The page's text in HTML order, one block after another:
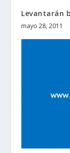
Levantarán
mayo 28, 2011